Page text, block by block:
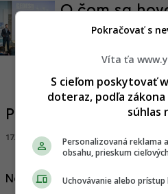
O čom sa
konferencii
02.10.2019, 10:20 ADRIAN
Podhorský pás:
17.06.2019, 16:40 ADRIAN GUBČO
Na návšteve v Rezidencii na
Víta ťa
S cieľom poskytovať
doteraz, podľa
súhlas
Personalizovaná reklama
obsahu, prieskum
Uchovávanie alebo
Pokračovať s